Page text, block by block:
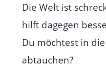
Die Welt ist
hilft dagegen
Du möchtest in
abtauchen?